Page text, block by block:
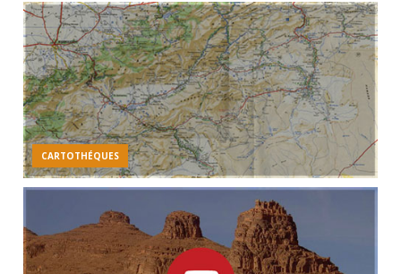
CARTOTHÉQUES